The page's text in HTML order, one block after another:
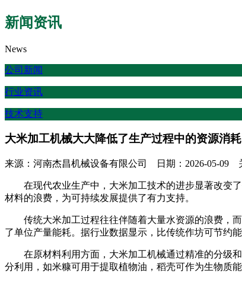
新闻资讯
News
公司新闻
行业资讯
技术支持
大米加工机械大大降低了生产过程中的资源消耗
来源：河南杰昌机械设备有限公司 日期：2026-05-09
在现代农业生产中，大米加工技术的进步显著改变了
材料的浪费，为可持续发展提供了有力支持。
传统大米加工过程往往伴随着大量水资源的浪费，而
了单位产量能耗。据行业数据显示，比传统作坊可节约能
在原材料利用方面，大米加工机械通过精准的分级和
分利用，如米糠可用于提取植物油，稻壳可作为生物质